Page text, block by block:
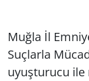
Muğla İl
Suçlarla
uyuşturucu ile